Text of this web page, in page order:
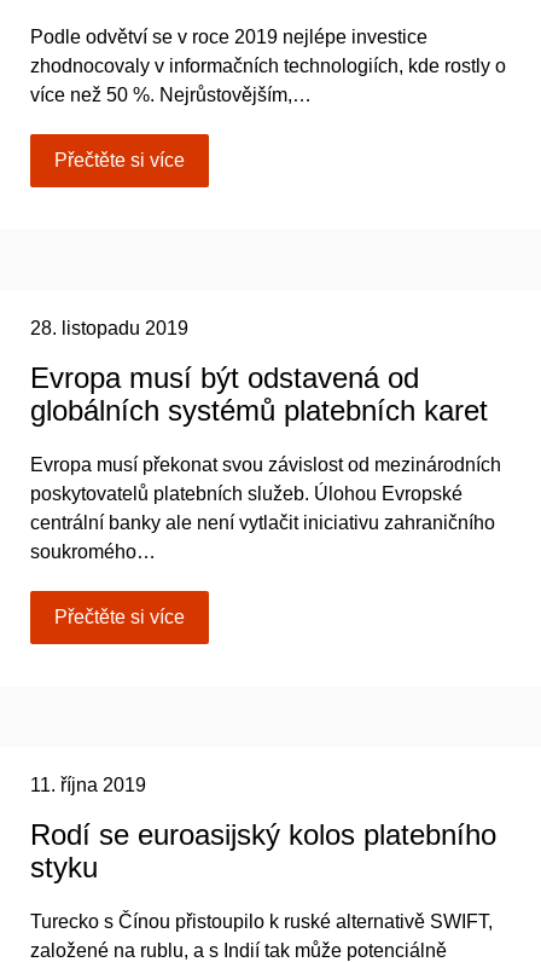
Podle odvětví se v roce 2019 nejlépe investice
zhodnocovaly v informačních technologiích, kde rostly o
více než 50 %. Nejrůstovějším,…
Přečtěte si více
28. listopadu 2019
Evropa musí být odstavená od
globálních systémů platebních karet
Evropa musí překonat svou závislost od mezinárodních
poskytovatelů platebních služeb. Úlohou Evropské
centrální banky ale není vytlačit iniciativu zahraničního
soukromého…
Přečtěte si více
11. října 2019
Rodí se euroasijský kolos platebního
styku
Turecko s Čínou přistoupilo k ruské alternativě SWIFT,
založené na rublu, a s Indií tak může potenciálně